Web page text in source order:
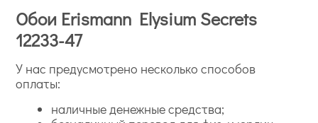
Обои Erismann Elysium Secrets
12233-47
У нас предусмотрено несколько способов
оплаты:
наличные денежные средства;